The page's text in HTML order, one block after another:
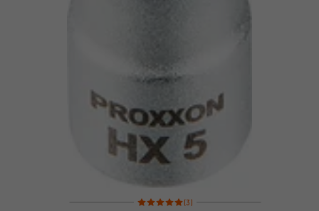
Bewertungen: 5 von 5 basierend auf 3
(3)